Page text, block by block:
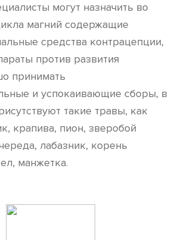
могут назначить во
магний содержащие
средства контрацепции,
против развития
принимать
и успокаивающие сборы, в
такие травы, как
крапива, пион, зверобой
лабазник, корень
манжетка.